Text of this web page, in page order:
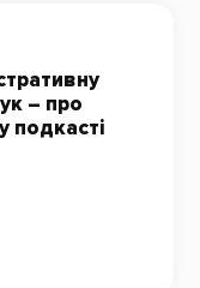
– про
подкасті